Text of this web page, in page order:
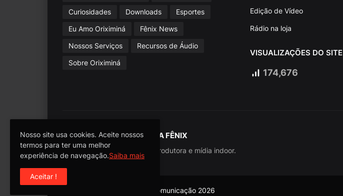
Curiosidades
Downloads
Esportes
Eu Amo Oriximiná
Fênix News
Nossos Serviços
Recursos de Áudio
Sobre Oriximiná
Edição de Vídeo
Rádio na loja
VISUALIZAÇÕES DO SITE
174,676
SOBRE A FÊNIX
Rádio, produtora e mídia indoor.
Fênix Comunicação 2026
Nosso site usa cookies. Aceite nossos
termos para ter uma melhor
experiência de navegação.Saiba mais
Aceitar !